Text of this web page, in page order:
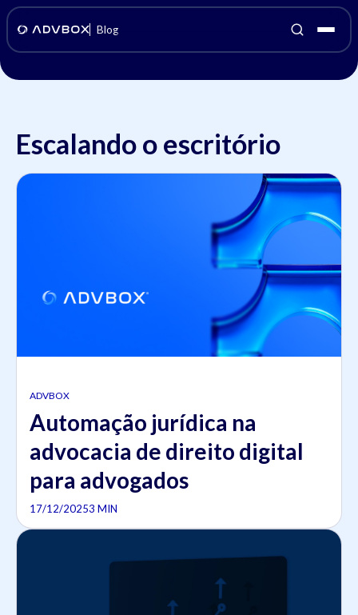
Blog
Escalando o escritório
ADVBOX
Automação jurídica na
advocacia de direito digital
para advogados
17/12/20253 MIN